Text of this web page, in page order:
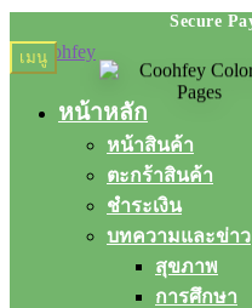
Skip
to
Skip
to
เมนู
หน้าหลัก
หน้าสินค้า
ตะกร้าสินค้า
ชำระเงิน
บทความและข่าว
สุขภาพ
การศึกษา